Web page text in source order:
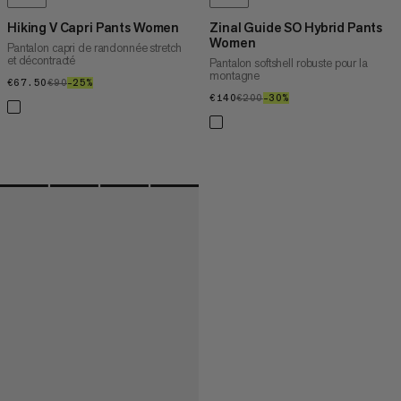
Hiking V Capri Pants Women
Pantalon capri de randonnée stretch
et décontracté
€67.50€67.50
€90€90
–25%
Zinal Guide SO Hybrid Pants
Women
Pantalon softshell robuste pour la
montagne
€140€140
€200€200
–30%